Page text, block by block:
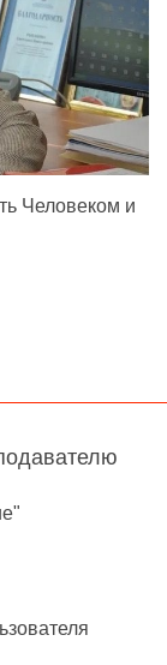
Человеком и